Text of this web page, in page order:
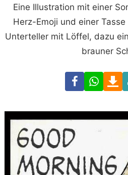
Eine Illustration mit einer
Herz-Emoji und einer
Unterteller mit Löffel, dazu
brauner
Facebook